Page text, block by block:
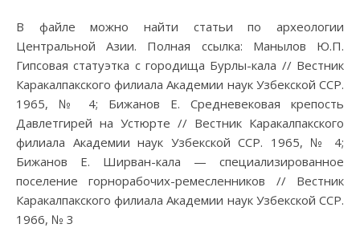
В файле можно найти статьи по археологии
Центральной Азии. Полная ссылка: Манылов Ю.П.
Гипсовая статуэтка с городища Бурлы-кала // Вестник
Каракалпакского филиала Академии наук Узбекской ССР.
1965, № 4; Бижанов Е. Средневековая крепость
Давлетгирей на Устюрте // Вестник Каракалпакского
филиала Академии наук Узбекской ССР. 1965, № 4;
Бижанов Е. Ширван-кала — специализированное
поселение горнорабочих-ремесленников // Вестник
Каракалпакского филиала Академии наук Узбекской ССР.
1966, № 3